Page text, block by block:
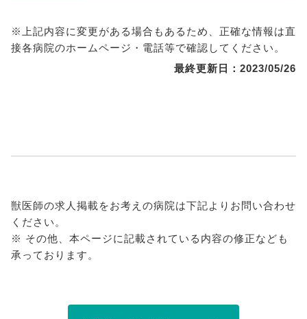
※上記内容に変更がある場合もあるため、正確な情報は直
接各病院のホームページ・電話等で確認してください。
最終更新日：2023/05/26
獣医師の求人掲載をお考えの病院は下記よりお問い合わせ
ください。
※ その他、本ページに記載されている内容の修正なども
承っております。